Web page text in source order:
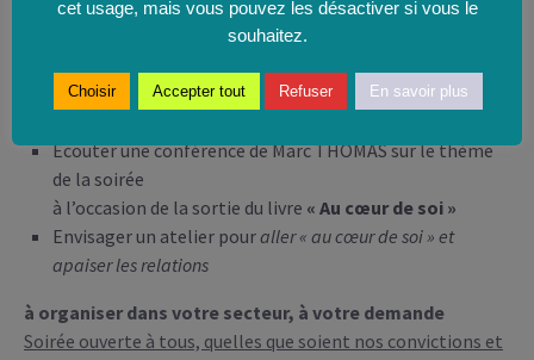
et en vivre pour soi et au milieu des autres
soi pour apaiser les relations
Ecouter une conférence de Marc THOMAS sur le thème
de la soirée
à l’occasion de la sortie du livre « Au cœur de soi »
Envisager un atelier pouraller « au cœur de soi » et
apaiser les relations
à organiser dans votre secteur, à votre demande
Soirée ouverte à tous, quelles que soient nos convictions et
cet usage, mais vous pouvez les désactiver si vous le
souhaitez.
Choisir Accepter tout Refuser En savoir plus